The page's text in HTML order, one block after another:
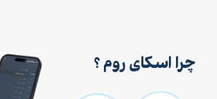
چرا اسکای روم ؟